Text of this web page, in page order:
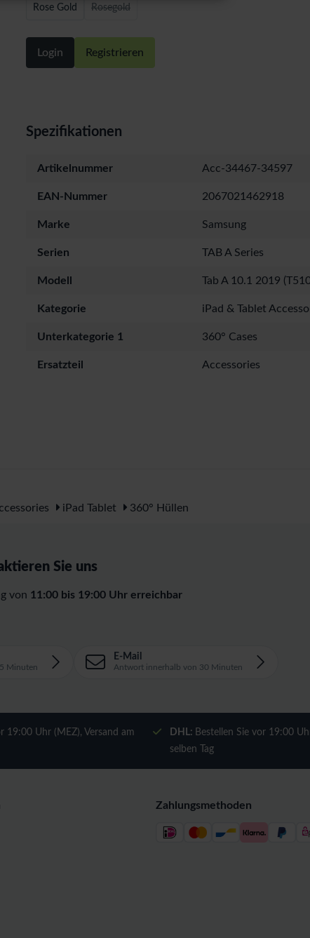
Rose Gold Rosegold
Login Registrieren
Spezifikationen
Artikelnummer Acc-34467-34597
EAN-Nummer 2067021462918
Marke Samsung
Serien TAB A Series
Modell Tab A 10.1 2019
Kategorie iPad & Tablet
Unterkategorie 1 360° Cases
Ersatzteil Accessories
iPad Tablet 360° Hüllen
Sie uns
von 11:00 bis 19:00 Uhr erreichbar
Minuten
E-Mail
Antwort innerhalb von 30 Minuten
19:00 Uhr (MEZ), Versand am
DHL: Bestellen Sie vor 19:00
selben Tag
Zahlungsmethoden